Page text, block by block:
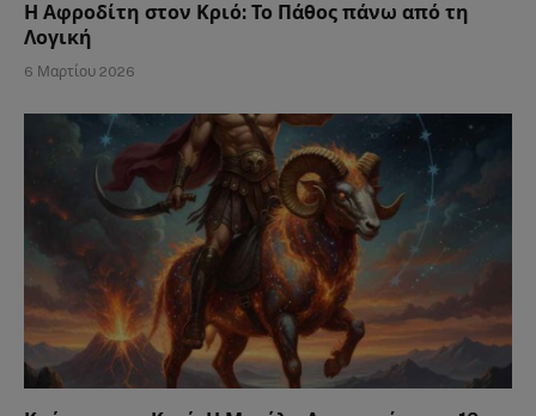
Η Αφροδίτη στον Κριό: Το Πάθος πάνω από τη
Λογική
6 Μαρτίου 2026